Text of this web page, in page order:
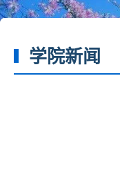
学院新闻